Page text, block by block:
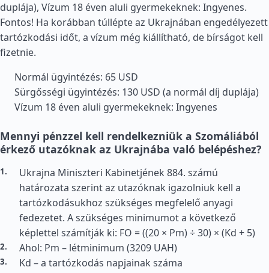
duplája), Vízum 18 éven aluli gyermekeknek: Ingyenes.
Fontos! Ha korábban túllépte az Ukrajnában engedélyezett
tartózkodási időt, a vízum még kiállítható, de bírságot kell
fizetnie.
Normál ügyintézés: 65 USD
Sürgősségi ügyintézés: 130 USD (a normál díj duplája)
Vízum 18 éven aluli gyermekeknek: Ingyenes
Mennyi pénzzel kell rendelkezniük a Szomáliából
érkező utazóknak az Ukrajnába való belépéshez?
Ukrajna Miniszteri Kabinetjének 884. számú
határozata szerint az utazóknak igazolniuk kell a
tartózkodásukhoz szükséges megfelelő anyagi
fedezetet. A szükséges minimumot a következő
képlettel számítják ki: FO = ((20 × Pm) ÷ 30) × (Kd + 5)
Ahol: Pm – létminimum (3209 UAH)
Kd – a tartózkodás napjainak száma